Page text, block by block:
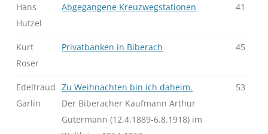
Hans
Hutzel
Abgegangene Kreuzwegstationen 41
Kurt
Roser
Privatbanken in Biberach 45
Edeltraud
Garlin
Zu Weihnachten bin ich daheim.
Der Biberacher Kaufmann Arthur
Gutermann (12.4.1889-6.8.1918) im
53